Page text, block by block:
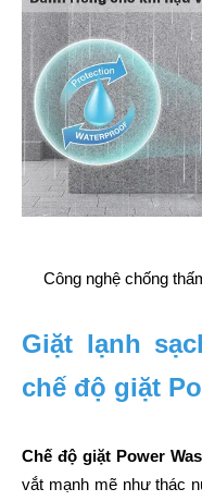
Công nghệ chống
Giặt lạnh
chế độ giặt
Chế độ giặt Power
vắt mạnh mẽ như thác